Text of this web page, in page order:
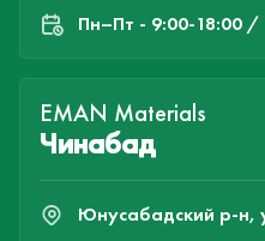
Пн–Пт - 9:00-18:00 /
EMAN Materials
Чинабад
Юнусабадский р-н,